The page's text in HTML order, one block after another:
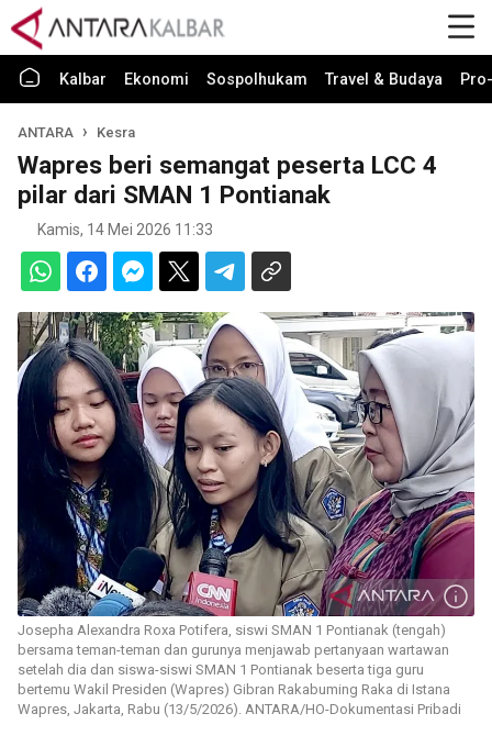
Kalbar Ekonomi Sospolhukam Travel & Budaya
ANTARA Kesra
Wapres beri semangat peserta LCC 4
pilar dari SMAN 1 Pontianak
Kamis, 14 Mei 2026 11:33
Josepha Alexandra Roxa Potifera, siswi SMAN 1 Pontianak (tengah)
bersama teman-teman dan gurunya menjawab pertanyaan wartawan
setelah dia dan siswa-siswi SMAN 1 Pontianak beserta tiga guru
bertemu Wakil Presiden (Wapres) Gibran Rakabuming Raka di Istana
Wapres, Jakarta, Rabu (13/5/2026). ANTARA/HO-Dokumentasi Pribadi